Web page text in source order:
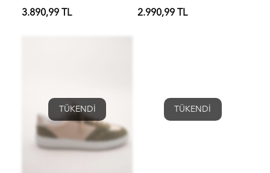
3.890,99 TL 2.990,99 TL
TÜKENDİ TÜKENDİ